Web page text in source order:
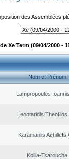
des Assemblées
Xe Term (09/04/2000 -
Nom et Prénom
Lampropoulos
Leontaridis
Karamanlis Achillefs
Kollia-Tsaroucha